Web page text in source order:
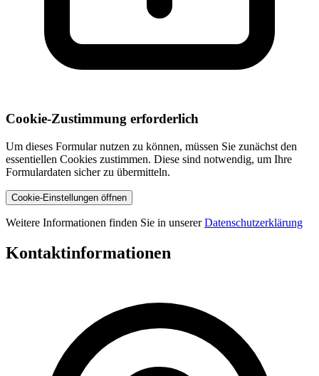
Cookie-Zustimmung erforderlich
Um dieses Formular nutzen zu können, müssen Sie zunächst den
essentiellen Cookies zustimmen. Diese sind notwendig, um Ihre
Formulardaten sicher zu übermitteln.
Cookie-Einstellungen öffnen
Weitere Informationen finden Sie in unserer Datenschutzerklärung
Kontaktinformationen